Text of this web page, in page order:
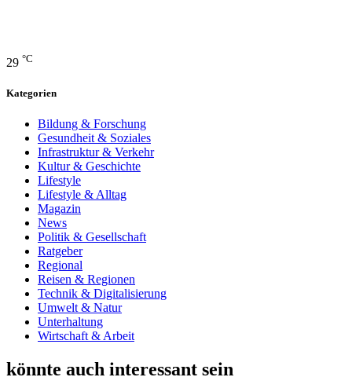
29 °C
Kategorien
Bildung & Forschung
Gesundheit & Soziales
Infrastruktur & Verkehr
Kultur & Geschichte
Lifestyle
Lifestyle & Alltag
Magazin
News
Politik & Gesellschaft
Ratgeber
Regional
Reisen & Regionen
Technik & Digitalisierung
Umwelt & Natur
Unterhaltung
Wirtschaft & Arbeit
könnte auch interessant sein